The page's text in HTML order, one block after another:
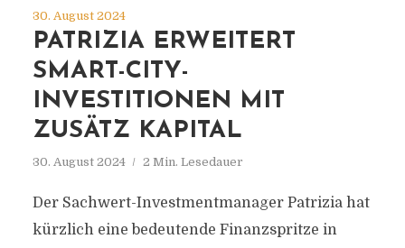
30. August 2024
PATRIZIA ERWEITERT
SMART-CITY-
INVESTITIONEN MIT
ZUSÄTZ KAPITAL
30. August 2024 2 Min. Lesedauer
Der Sachwert-Investmentmanager Patrizia hat
kürzlich eine bedeutende Finanzspritze in